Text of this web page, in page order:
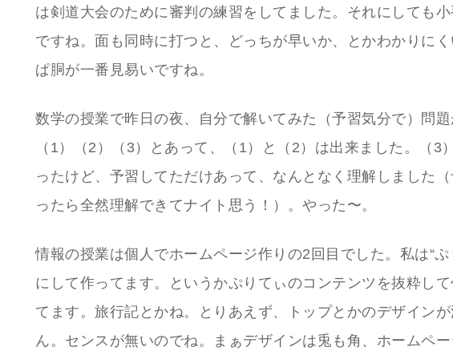
は剣道大会のために審判の練習をしてました。それにしても
ですね。面も同時に打つと、どっちが早いか、とかわかりに
ぱ胴が一番見易いですね。
数学の授業で昨日の夜、自分で解いてみた（予習気分で）問題
（1）（2）（3）とあって、（1）と（2）は出来ました。（3
ったけど、予習してただけあって、なんとなく理解しました
ったら全然理解できてナイト思う！）。やった〜。
情報の授業は個人でホームページ作りの2回目でした。私は“ぷ
にして作ってます。というかぷりてぃのコンテンツを抜粋し
てます。旅行記とかね。とりあえず、トップとかのデザイン
ん。センスが無いのでね。まぁデザインは兎も角、ホームペ